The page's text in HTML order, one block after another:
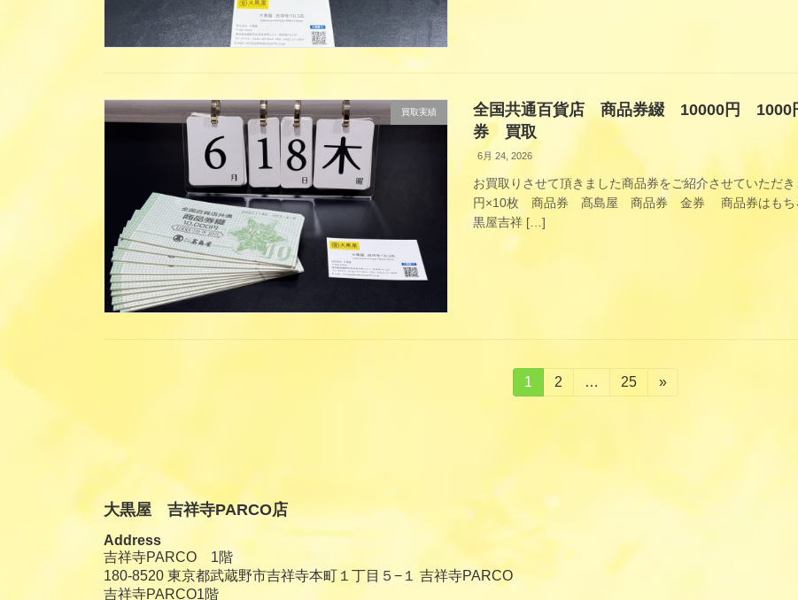
買取実績
全国共通百貨店 商品券綴 10000円
券 買取
6月 24, 2026
お買取りさせて頂きました商品券をご紹介させていた
円×10枚 商品券 髙島屋 商品券 金券 商品券はもちろ
黒屋吉祥 […]
の
ー
ジ
送
固
定
1
固
2 …
固
25 »
大黒屋 吉祥寺PARCO店
Address
吉祥寺PARCO 1階
180-8520 東京都武蔵野市吉祥寺本町１丁目５−１ 吉祥寺PARCO
吉祥寺PARCO1階